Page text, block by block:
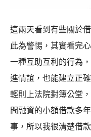
這兩天看到有些關於
此為警惕，其實看完
一種互助互利的行為
進情誼，也能建立正
輕則上法院對簿公堂
間融資的小額借款多
事，所以我很清楚借